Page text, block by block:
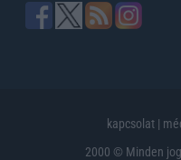
kapcsolat |
2000 © Minden